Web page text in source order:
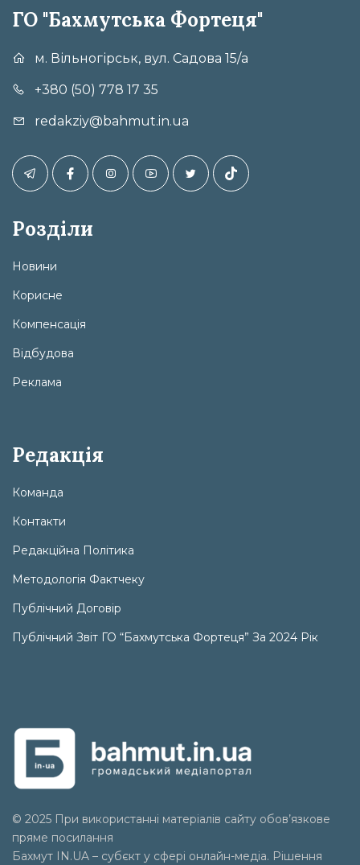
ГО "Бахмутська Фортеця"
м. Вільногірськ, вул. Садова 15/а
+380 (50) 778 17 35
redakziy@bahmut.in.ua
Розділи
Новини
Корисне
Компенсація
Відбудова
Реклама
Редакція
Команда
Контакти
Редакційна Політика
Методологія Фактчеку
Публічний Договір
Публічний Звіт ГО “Бахмутська Фортеця” За 2024 Рік
© 2025 При використанні матеріалів сайту обов’язкове
пряме посилання
Бахмут IN.UA – субєкт у сфері онлайн-медіа. Рішення